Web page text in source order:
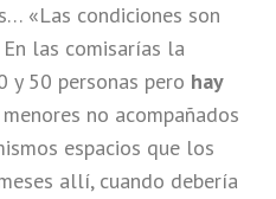
«Las condiciones son
las comisarías la
y 50 personas pero hay
menores no acompañados
espacios que los
allí, cuando debería